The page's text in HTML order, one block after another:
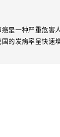
癌是一种严重危害
国的发病率呈快速